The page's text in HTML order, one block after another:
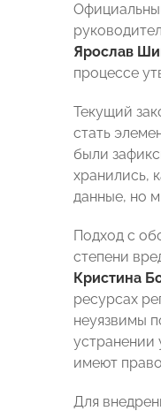
Ярослав
процессе
Текущий
стать
были
хранились,
данные, но
Подход с
степени
Кристина
ресурсах
неуязвимы
устранении
имеют
Для